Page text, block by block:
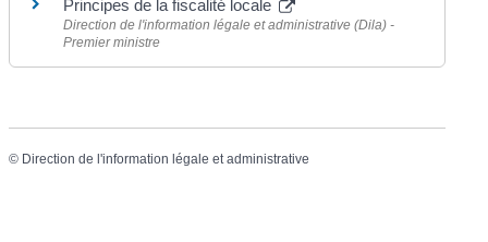
Principes de la fiscalité locale
Direction de l'information légale et administrative (Dila) -
Premier ministre
© Direction de l'information légale et administrative